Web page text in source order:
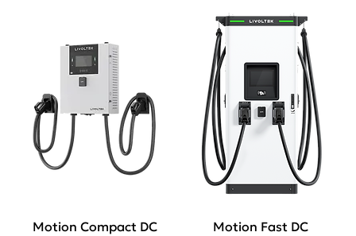
Motion Compact DC
Motion Fast DC